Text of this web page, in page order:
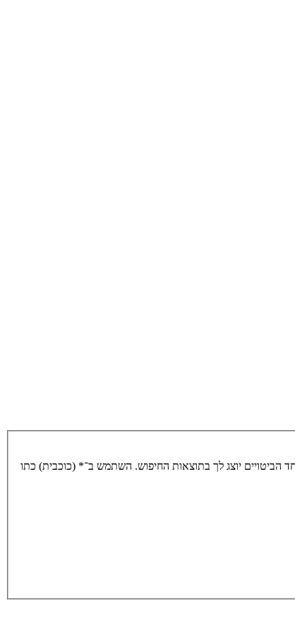
הביטויים יוצג לך בתוצאות החיפוש. השתמש ב־* (כוכבית) כתו